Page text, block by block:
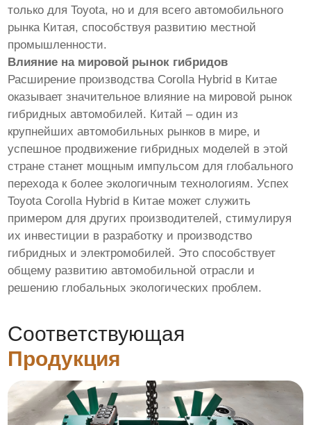
только для Toyota, но и для всего автомобильного
рынка Китая, способствуя развитию местной
промышленности.
Влияние на мировой рынок гибридов
Расширение производства Corolla Hybrid в Китае
оказывает значительное влияние на мировой рынок
гибридных автомобилей. Китай – один из
крупнейших автомобильных рынков в мире, и
успешное продвижение гибридных моделей в этой
стране станет мощным импульсом для глобального
перехода к более экологичным технологиям. Успех
Toyota Corolla Hybrid в Китае может служить
примером для других производителей, стимулируя
их инвестиции в разработку и производство
гибридных и электромобилей. Это способствует
общему развитию автомобильной отрасли и
решению глобальных экологических проблем.
Соответствующая
Продукция